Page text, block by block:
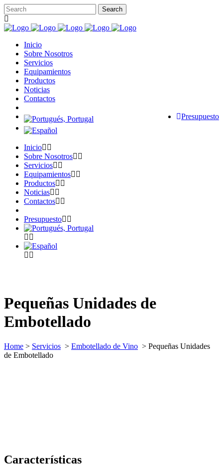
Inicio
Sobre Nosotros
Servicios
Equipamientos
Productos
Noticias
Contactos
Presupuesto
Inicio
Sobre Nosotros
Servicios
Equipamientos
Productos
Noticias
Contactos
Presupuesto
Pequeñas Unidades de
Embotellado
Home > Servicios > Embotellado de Vino > Pequeñas Unidades
de Embotellado
Características